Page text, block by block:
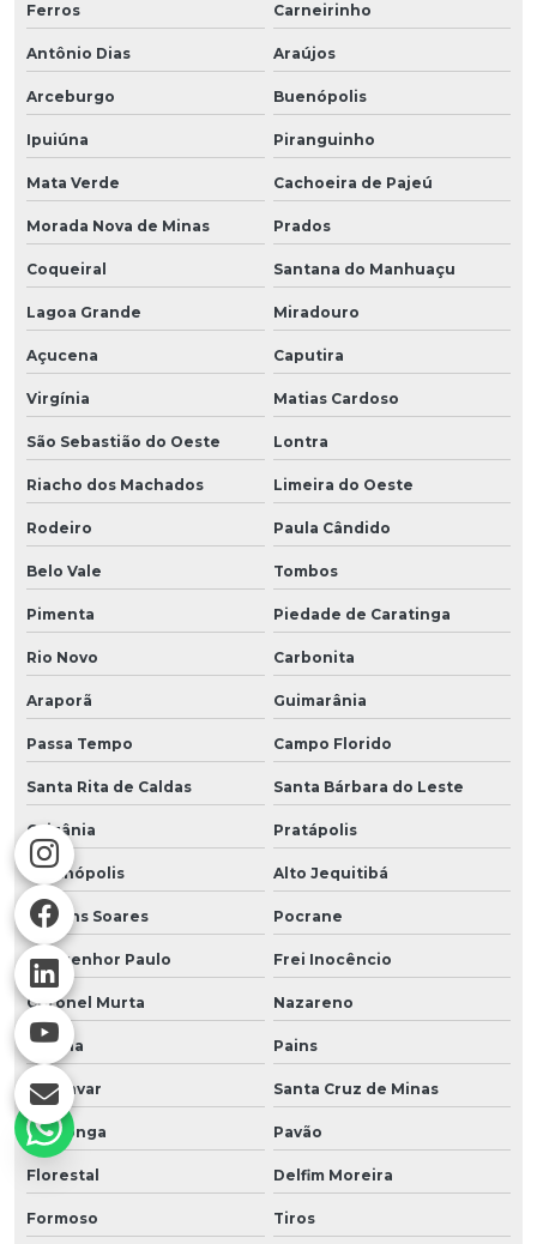
Ferros Carneirinho
Antônio Dias Araújos
Arceburgo Buenópolis
Ipuiúna Piranguinho
Mata Verde Cachoeira de Pajeú
Morada Nova de Minas Prados
Coqueiral Santana do Manhuaçu
Lagoa Grande Miradouro
Açucena Caputira
Virgínia Matias Cardoso
São Sebastião do Oeste Lontra
Riacho dos Machados Limeira do Oeste
Rodeiro Paula Cândido
Belo Vale Tombos
Pimenta Piedade de Caratinga
Rio Novo Carbonita
Araporã Guimarânia
Passa Tempo Campo Florido
Santa Rita de Caldas Santa Bárbara do Leste
Orizânia Pratápolis
Delfinópolis Alto Jequitibá
Martins Soares Pocrane
Monsenhor Paulo Frei Inocêncio
Coronel Murta Nazareno
Coluna Pains
Japonvar Santa Cruz de Minas
Araponga Pavão
Florestal Delfim Moreira
Formoso Tiros